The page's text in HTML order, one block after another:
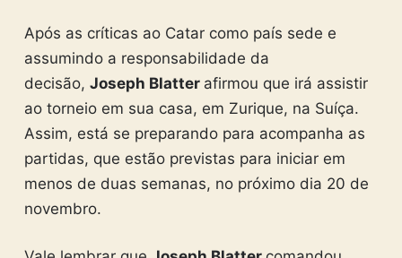
Após as críticas ao Catar como país sede e
assumindo a responsabilidade da
decisão, Joseph Blatter afirmou que irá assistir
ao torneio em sua casa, em Zurique, na Suíça.
Assim, está se preparando para acompanha as
partidas, que estão previstas para iniciar em
menos de duas semanas, no próximo dia 20 de
novembro.